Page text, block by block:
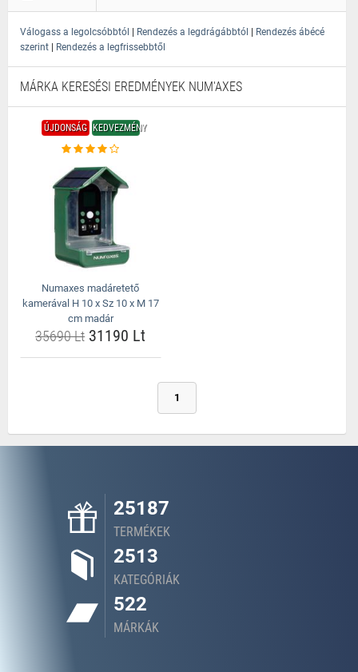
Válogass a legolcsóbbtól | Rendezés a legdrágábbtól | Rendezés ábécé
szerint | Rendezés a legfrissebbtől
MÁRKA KERESÉSI EREDMÉNYEK NUM'AXES
ÚJDONSÁG KEDVEZMÉNY
Numaxes madáretető
kamerával H 10 x Sz 10 x M 17
cm madár
35690 Lt31190 Lt
1
25187
TERMÉKEK
2513
KATEGÓRIÁK
522
MÁRKÁK